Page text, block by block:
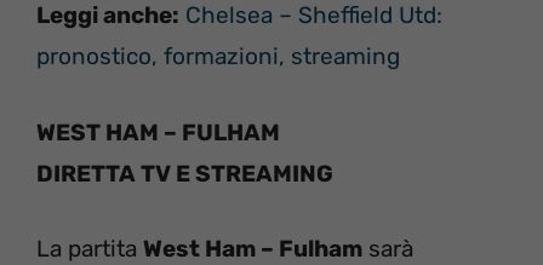
Leggi anche: Chelsea – Sheffield Utd:
pronostico, formazioni, streaming
WEST HAM – FULHAM
DIRETTA TV E STREAMING
La partita West Ham – Fulham sarà